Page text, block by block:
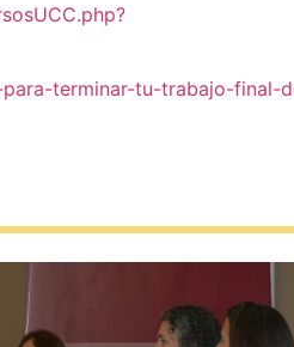
terminar-tu-trabajo-final-